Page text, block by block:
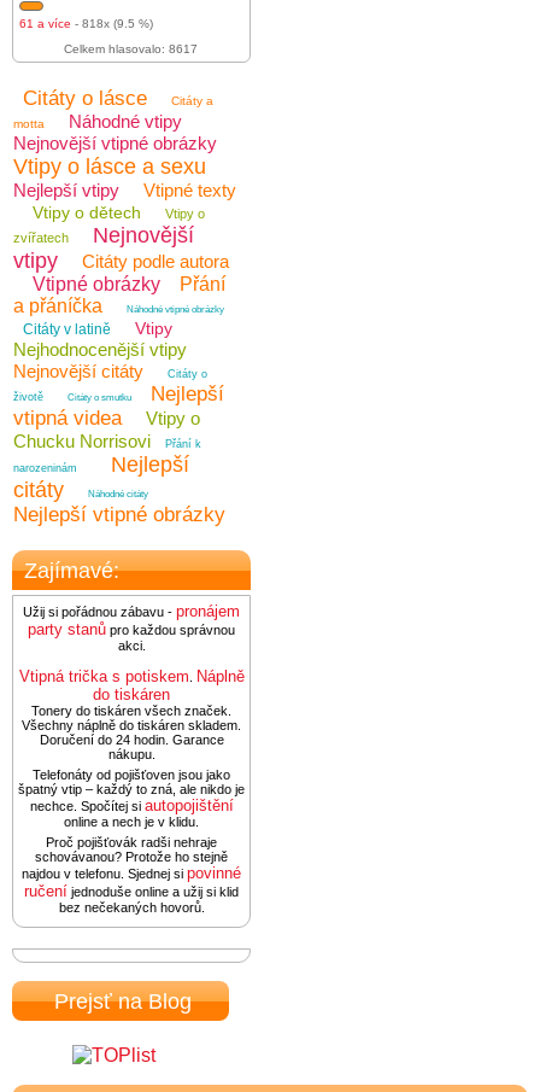
61 a více - 818x (9.5 %)
Celkem hlasovalo: 8617
Citáty o lásce
Citáty a
motta
Náhodné vtipy
Nejnovější vtipné obrázky
Vtipy o lásce a sexu
Nejlepší vtipy Vtipné texty
Vtipy o dětech
Vtipy o
zvířatech
Nejnovější
vtipy
Citáty podle autora
Vtipné obrázky
Přání
a přáníčka
Náhodné vtipné obrázky
Citáty v latině Vtipy
Nejhodnocenější vtipy
Nejnovější citáty
Citáty o
životě
Citáty o smutku
Nejlepší
vtipná videa
Vtipy o
Chucku Norrisovi
Přání k
narozeninám
Nejlepší
citáty
Náhodné citáty
Nejlepší vtipné obrázky
Zajímavé:
Užij si pořádnou zábavu - pronájem
party stanů pro každou správnou
akci.
Vtipná trička s potiskem Náplně
do tiskáren
Tonery do tiskáren všech značek.
Všechny náplně do tiskáren skladem.
Doručení do 24 hodin. Garance
nákupu.
Telefonáty od pojišťoven jsou jako
špatný vtip – každý to zná, ale nikdo je
nechce. Spočítej si autopojištění
online a nech je v klidu.
Proč pojišťovák radši nehraje
schovávanou? Protože ho stejně
najdou v telefonu. Sjednej si povinné
ručení jednoduše online a užij si klid
bez nečekaných hovorů.
Prejsť na Blog